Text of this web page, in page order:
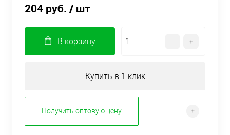
204 руб. / шт
В корзину
Купить в 1 клик
Получить оптовую цену